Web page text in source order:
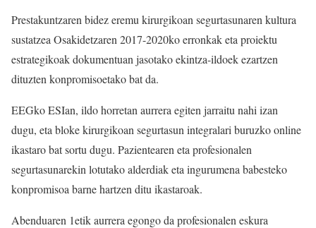
Prestakuntzaren bidez eremu kirurgikoan segurtasunaren kultura
sustatzea Osakidetzaren 2017-2020ko erronkak eta proiektu
estrategikoak dokumentuan jasotako ekintza-ildoek ezartzen
dituzten konpromisoetako bat da.
EEGko ESIan, ildo horretan aurrera egiten jarraitu nahi izan
dugu, eta bloke kirurgikoan segurtasun integralari buruzko online
ikastaro bat sortu dugu. Pazientearen eta profesionalen
segurtasunarekin lotutako alderdiak eta ingurumena babesteko
konpromisoa barne hartzen ditu ikastaroak.
Abenduaren 1etik aurrera egongo da profesionalen eskura